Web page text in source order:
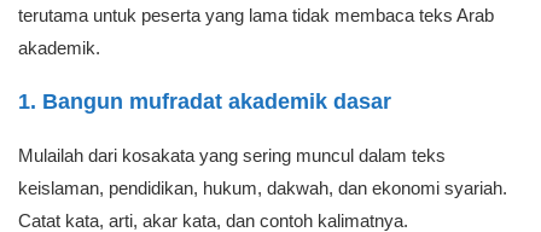
terutama untuk peserta yang lama tidak membaca teks Arab
akademik.
1. Bangun mufradat akademik dasar
Mulailah dari kosakata yang sering muncul dalam teks
keislaman, pendidikan, hukum, dakwah, dan ekonomi syariah.
Catat kata, arti, akar kata, dan contoh kalimatnya.